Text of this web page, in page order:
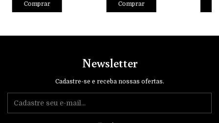
Comprar Comprar
Newsletter
Cadastre-se e receba nossas ofertas.